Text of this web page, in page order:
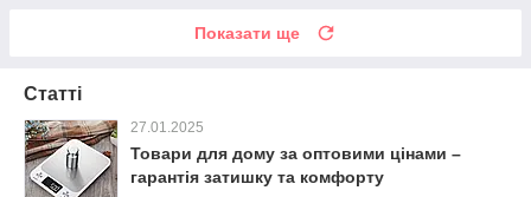
Показати ще
Статті
27.01.2025
Товари для дому за оптовими цінами –
гарантія затишку та комфорту